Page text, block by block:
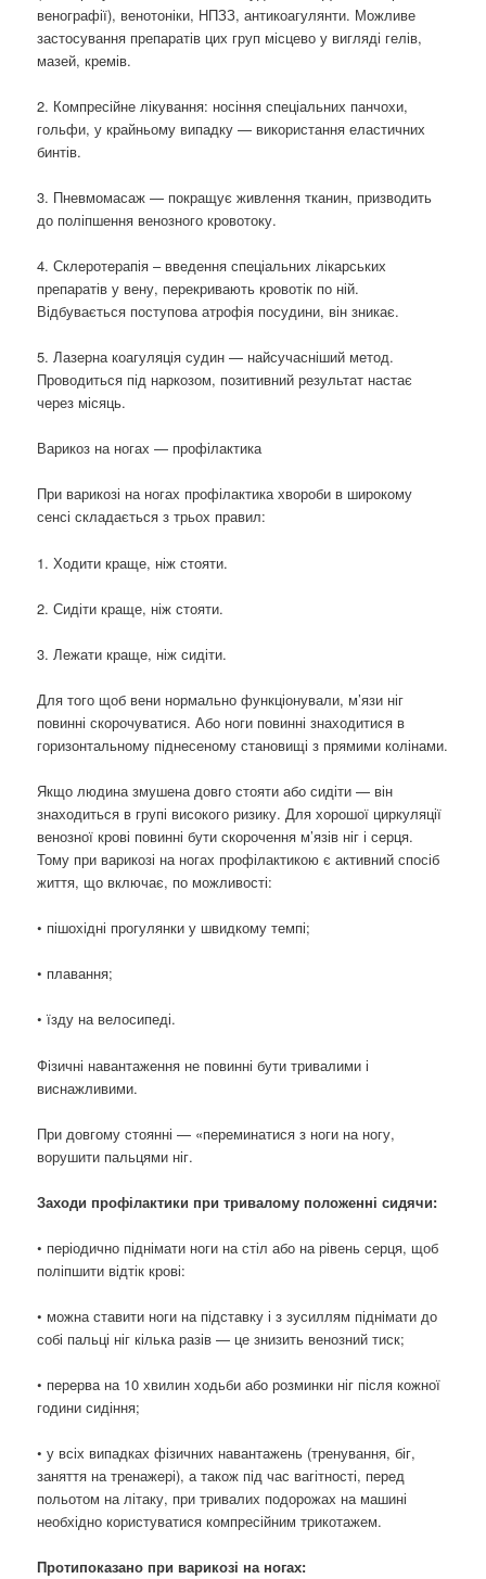
венографії), венотоніки, НПЗЗ, антикоагулянти. Можливе
застосування препаратів цих груп місцево у вигляді гелів,
мазей, кремів.
2. Компресійне лікування: носіння спеціальних панчохи,
гольфи, у крайньому випадку — використання еластичних
бинтів.
3. Пневмомасаж — покращує живлення тканин, призводить
до поліпшення венозного кровотоку.
4. Склеротерапія – введення спеціальних лікарських
препаратів у вену, перекривають кровотік по ній.
Відбувається поступова атрофія посудини, він зникає.
5. Лазерна коагуляція судин — найсучасніший метод.
Проводиться під наркозом, позитивний результат настає
через місяць.
Варикоз на ногах — профілактика
При варикозі на ногах профілактика хвороби в широкому
сенсі складається з трьох правил:
1. Ходити краще, ніж стояти.
2. Сидіти краще, ніж стояти.
3. Лежати краще, ніж сидіти.
Для того щоб вени нормально функціонували, м’язи ніг
повинні скорочуватися. Або ноги повинні знаходитися в
горизонтальному піднесеному становищі з прямими колінами.
Якщо людина змушена довго стояти або сидіти — він
знаходиться в групі високого ризику. Для хорошої циркуляції
венозної крові повинні бути скорочення м’язів ніг і серця.
Тому при варикозі на ногах профілактикою є активний спосіб
життя, що включає, по можливості:
• пішохідні прогулянки у швидкому темпі;
• плавання;
• їзду на велосипеді.
Фізичні навантаження не повинні бути тривалими і
виснажливими.
При довгому стоянні — «переминатися з ноги на ногу,
ворушити пальцями ніг.
Заходи профілактики при тривалому положенні сидячи:
• періодично піднімати ноги на стіл або на рівень серця, щоб
поліпшити відтік крові:
• можна ставити ноги на підставку і з зусиллям піднімати до
собі пальці ніг кілька разів — це знизить венозний тиск;
• перерва на 10 хвилин ходьби або розминки ніг після кожної
години сидіння;
• у всіх випадках фізичних навантажень (тренування, біг,
заняття на тренажері), а також під час вагітності, перед
польотом на літаку, при тривалих подорожах на машині
необхідно користуватися компресійним трикотажем.
Протипоказано при варикозі на ногах: